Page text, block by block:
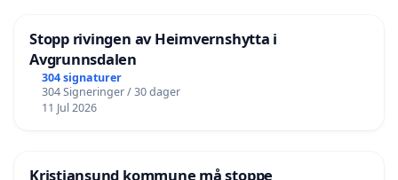
Stopp rivingen av Heimvernshytta i
Avgrunnsdalen
304 signaturer
304 Signeringer / 30 dager
11 Jul 2026
Kristiansund kommune må stoppe